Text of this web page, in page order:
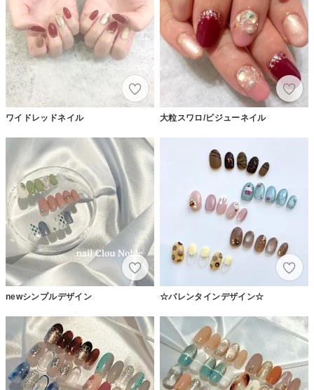
ワイドレッドネイル 大粒スワロ/ビジューネイル
newシンプルデザイン ☆バレンタインデザイン☆